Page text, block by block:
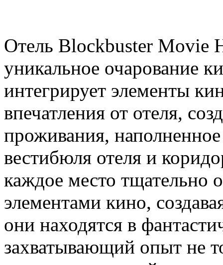
Отель Blockbuster Movie
уникальное очарование
интегрирует элементы
впечатления от отеля,
проживания,
вестибюля отеля и
каждое место тщательно
элементами кино,
они находятся в
захватывающий опыт не